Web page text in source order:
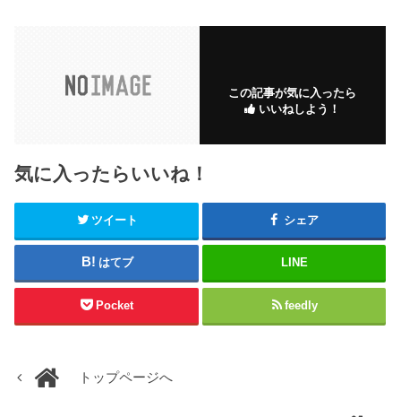
この記事が気に入ったら
いいねしよう！
気に入ったらいいね！
ツイート シェア
はてブ LINE
Pocket feedly
トップページへ